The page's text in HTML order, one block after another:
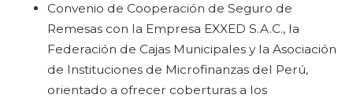
Convenio de Cooperación de Seguro de
Remesas con la Empresa EXXED S.A.C., la
Federación de Cajas Municipales y la Asociación
de Instituciones de Microfinanzas del Perú,
orientado a ofrecer coberturas a los